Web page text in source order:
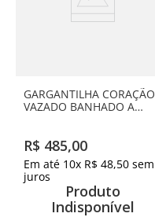
GARGANTILHA CORAÇÃO
VAZADO BANHADO A
R$ 485,00
Em até 10x R$ 48,50 sem
juros
Produto
Indisponível